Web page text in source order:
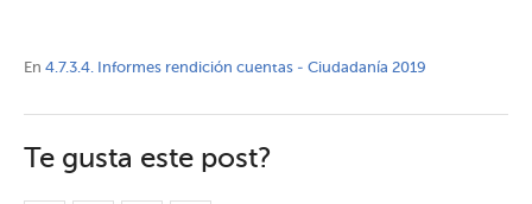
En 4.7.3.4. Informes rendición cuentas - Ciudadanía 2019
Te gusta este post?